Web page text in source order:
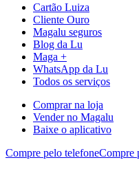
Cartão Luiza
Cliente Ouro
Magalu seguros
Blog da Lu
Maga +
WhatsApp da Lu
Todos os serviços
Comprar na loja
Vender no Magalu
Baixe o aplicativo
Compre pelo telefoneCompre